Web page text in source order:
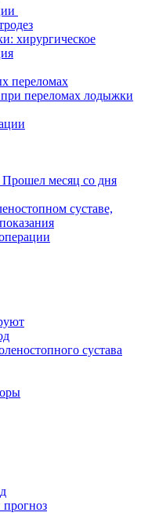
хирургическое
переломах
переломах лодыжки
месяц со дня
суставе,
сустава